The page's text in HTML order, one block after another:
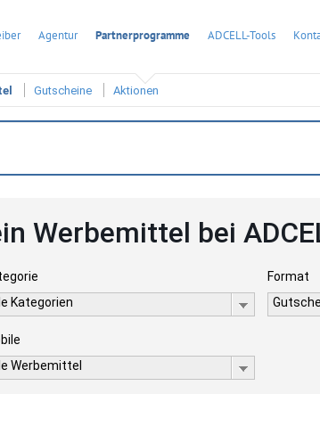
Agentur Partnerprogramme ADCELL-Tools
Gutscheine Aktionen
Werbemittel bei
Kategorien
Format
Werbemittel